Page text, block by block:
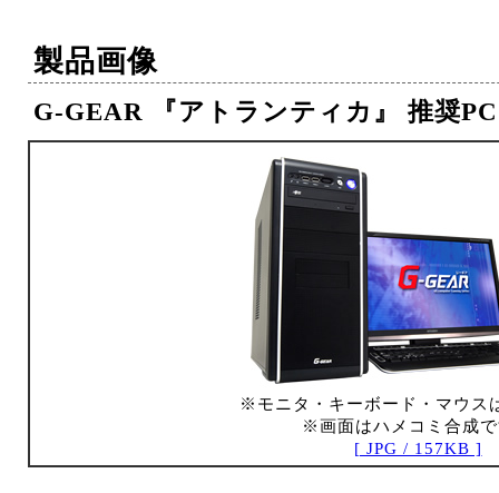
製品画像
G-GEAR 『アトランティカ』 推奨PC
※モニタ・キーボード・マウス
※画面はハメコミ合成
[ JPG / 157KB ]